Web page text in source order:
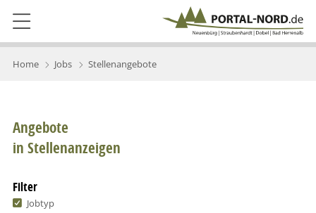
Home Jobs Stellenangebote
Angebote
in Stellenanzeigen
Filter
Jobtyp